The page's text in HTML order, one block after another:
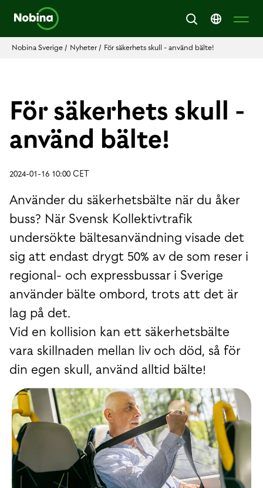
Nobina Sverige / Nyheter/ För säkerhets skull - använd bälte!
För säkerhets skull -
använd bälte!
2024-01-16 10:00 CET
Använder du säkerhetsbälte när du åker
buss? När Svensk Kollektivtrafik
undersökte bältesanvändning visade det
sig att endast drygt 50% av de som reser i
regional- och expressbussar i Sverige
använder bälte ombord, trots att det är
lag på det.
Vid en kollision kan ett säkerhetsbälte
vara skillnaden mellan liv och död, så för
din egen skull, använd alltid bälte!